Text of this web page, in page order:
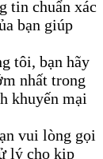
tin chuẩn xác
bạn giúp
tôi, bạn hãy
nhất trong
khuyến mại
vui lòng gọi
lý cho kịp